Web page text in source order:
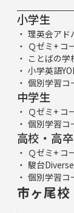
小学生
理英会アド
Ｑゼミ+ コ
ことばの学
小学英語
個別学習コ
中学生
Ｑゼミ+ コ
個別学習コ
高校・高
Ｑゼミ+ コ
駿台
個別学習コ
市ヶ尾校